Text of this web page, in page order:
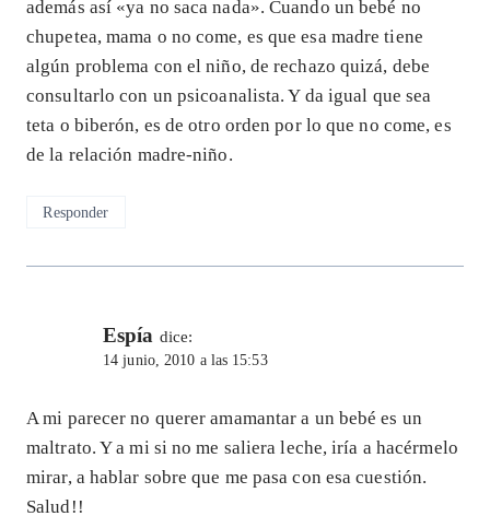
además así «ya no saca nada». Cuando un bebé no
chupetea, mama o no come, es que esa madre tiene
algún problema con el niño, de rechazo quizá, debe
consultarlo con un psicoanalista. Y da igual que sea
teta o biberón, es de otro orden por lo que no come, es
de la relación madre-niño.
Responder
Espía dice:
14 junio, 2010 a las 15:53
A mi parecer no querer amamantar a un bebé es un
maltrato. Y a mi si no me saliera leche, iría a hacérmelo
mirar, a hablar sobre que me pasa con esa cuestión.
Salud!!